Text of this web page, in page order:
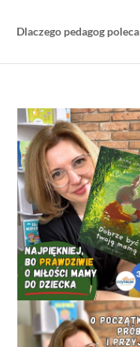
Dlaczego pedagog poleca